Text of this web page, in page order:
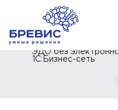
Главная
ЭДО без
1С:Бизнес-сеть